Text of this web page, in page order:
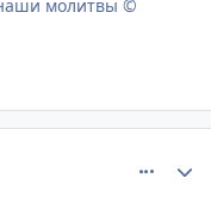
молитвы ©